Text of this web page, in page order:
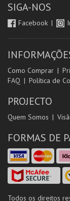
SIGA-NOS
Facebook
Como Comprar
FAQ
Política de
PROJECTO
Quem Somos
FORMAS DE
Todos os direitos